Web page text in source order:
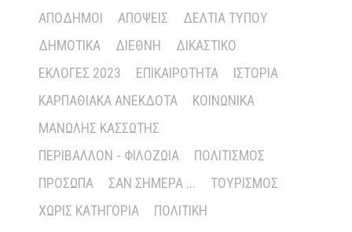
ΑΠΌΔΗΜΟΙ
ΑΠΌΨΕΙΣ
ΔΕΛΤΊΑ ΤΎΠΟΥ
ΔΗΜΟΤΙΚΆ
ΔΙΕΘΝΉ
ΔΙΚΑΣΤΙΚΌ
ΕΚΛΟΓΈΣ 2023
ΕΠΙΚΑΙΡΌΤΗΤΑ
ΙΣΤΟΡΊΑ
ΚΑΡΠΑΘΙΑΚΆ ΑΝΈΚΔΟΤΑ
ΚΟΙΝΩΝΙΚΆ
ΜΑΝΏΛΗΣ ΚΑΣΣΏΤΗΣ
ΠΕΡΙΒΆΛΛΟΝ - ΦΙΛΟΖΩΊΑ
ΠΟΛΙΤΙΣΜΌΣ
ΠΡΌΣΩΠΑ
ΣΑΝ ΣΉΜΕΡΑ ...
ΤΟΥΡΙΣΜΌΣ
ΧΩΡΊΣ ΚΑΤΗΓΟΡΊΑ
ΠΟΛΙΤΙΚΉ